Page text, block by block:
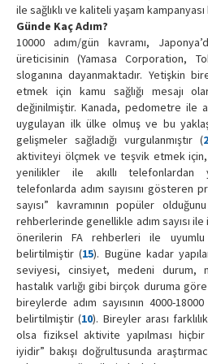
ile sağlıklı ve kaliteli yaşam kampanyası
Günde Kaç Adım?
10000 adım/gün kavramı,
üreticisinin (Yamasa Corporation,
sloganına dayanmaktadır. Yetişkin
etmek için kamu sağlığı mesajı
değinilmiştir. Kanada, pedometre ile
uygulayan ilk ülke olmuş ve bu
gelişmeler sağladığı vurgulanmıştır (
aktiviteyi ölçmek ve teşvik etmek
yenilikler ile akıllı telefonlardan
telefonlarda adım sayısını gösteren
sayısı” kavramının popüler
rehberlerinde genellikle adım sayısı
önerilerin FA rehberleri ile
belirtilmiştir (15). Bugüne kadar
seviyesi, cinsiyet, medeni durum,
hastalık varlığı gibi birçok duruma
bireylerde adım sayısının 4000-
belirtilmiştir (10). Bireyler arası
olsa fiziksel aktivite yapılması hiçbir
iyidir” bakışı doğrultusunda